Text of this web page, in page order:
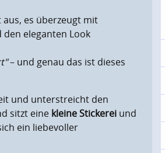
es überzeugt mit
eleganten Look
– und genau das ist dieses
und unterstreicht den
sitzt eine kleine Stickereiund
ein liebevoller